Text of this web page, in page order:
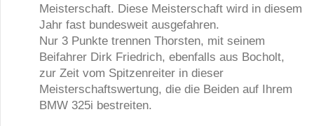
Meisterschaft. Diese Meisterschaft wird in diesem
Jahr fast bundesweit ausgefahren.
Nur 3 Punkte trennen Thorsten, mit seinem
Beifahrer Dirk Friedrich, ebenfalls aus Bocholt,
zur Zeit vom Spitzenreiter in dieser
Meisterschaftswertung, die die Beiden auf Ihrem
BMW 325i bestreiten.